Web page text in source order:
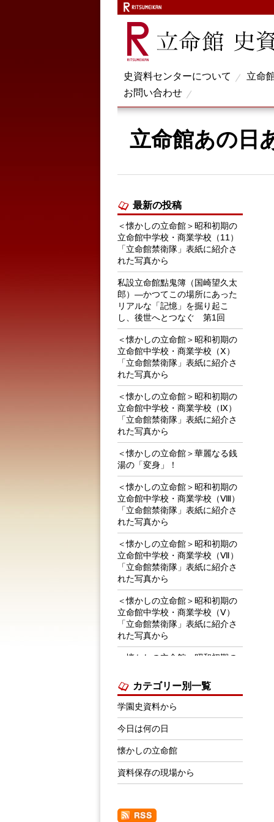
史資料センターについて 立命
お問い合わせ
立命館あの日
最新の投稿
＜懐かしの立命館＞昭和初期の
立命館中学校・商業学校（11）
「立命館禁衛隊」表紙に紹介さ
れた写真から
私設立命館點鬼簿（国崎望久太
郎）―かつてこの場所にあった
リアルな「記憶」を掘り起こ
し、後世へとつなぐ 第1回
＜懐かしの立命館＞昭和初期の
立命館中学校・商業学校（Ⅹ）
「立命館禁衛隊」表紙に紹介さ
れた写真から
＜懐かしの立命館＞昭和初期の
立命館中学校・商業学校（Ⅸ）
「立命館禁衛隊」表紙に紹介さ
れた写真から
＜懐かしの立命館＞華麗なる銭
湯の「変身」！
＜懐かしの立命館＞昭和初期の
立命館中学校・商業学校（Ⅷ）
「立命館禁衛隊」表紙に紹介さ
れた写真から
＜懐かしの立命館＞昭和初期の
立命館中学校・商業学校（Ⅶ）
「立命館禁衛隊」表紙に紹介さ
れた写真から
＜懐かしの立命館＞昭和初期の
立命館中学校・商業学校（Ⅴ）
「立命館禁衛隊」表紙に紹介さ
れた写真から
＜懐かしの立命館＞昭和初期の
（Ⅵ） 「立命館禁衛隊」表紙
に紹介された写真から
＜学園史資料から＞1970年前後
の学生下宿事情
＜学園史資料から＞立命館学園
の建築・景観・デザイン等関連
賞の受賞について
れ」
カテゴリー別一覧
学園史資料から
今日は何の日
懐かしの立命館
資料保存の現場から